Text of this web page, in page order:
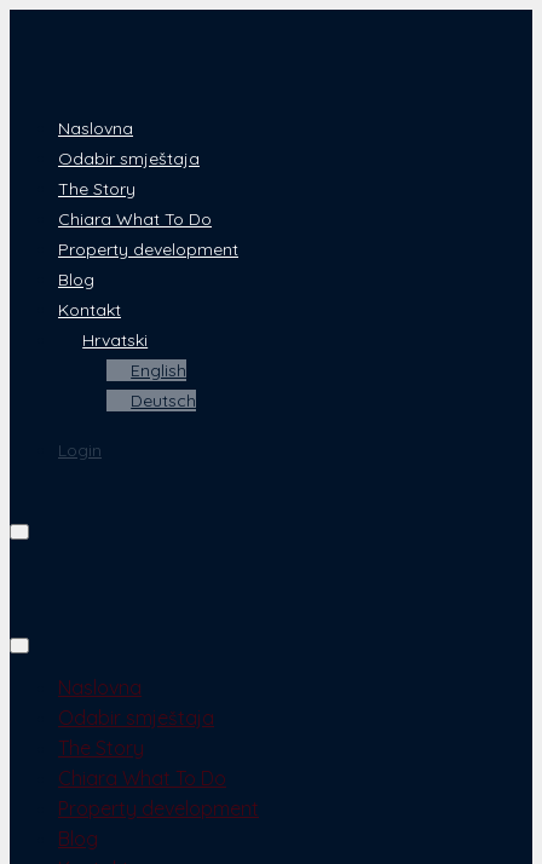
Naslovna
Odabir smještaja
The Story
Chiara What To Do
Property development
Blog
Kontakt
Hrvatski
English
Deutsch
Login
Naslovna
Odabir smještaja
The Story
Chiara What To Do
Property development
Blog